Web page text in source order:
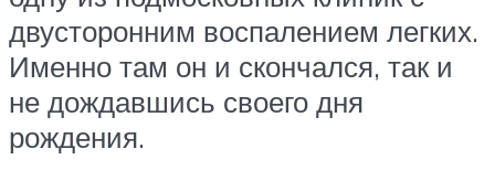
двусторонним воспалением легких.
Именно там он и скончался, так и
не дождавшись своего дня
рождения.